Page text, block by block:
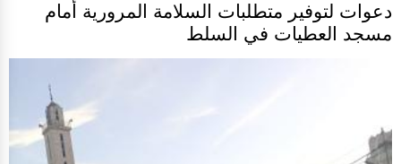
دعوات لتوفير متطلبات السلامة المرورية أمام
مسجد العطيات في السلط